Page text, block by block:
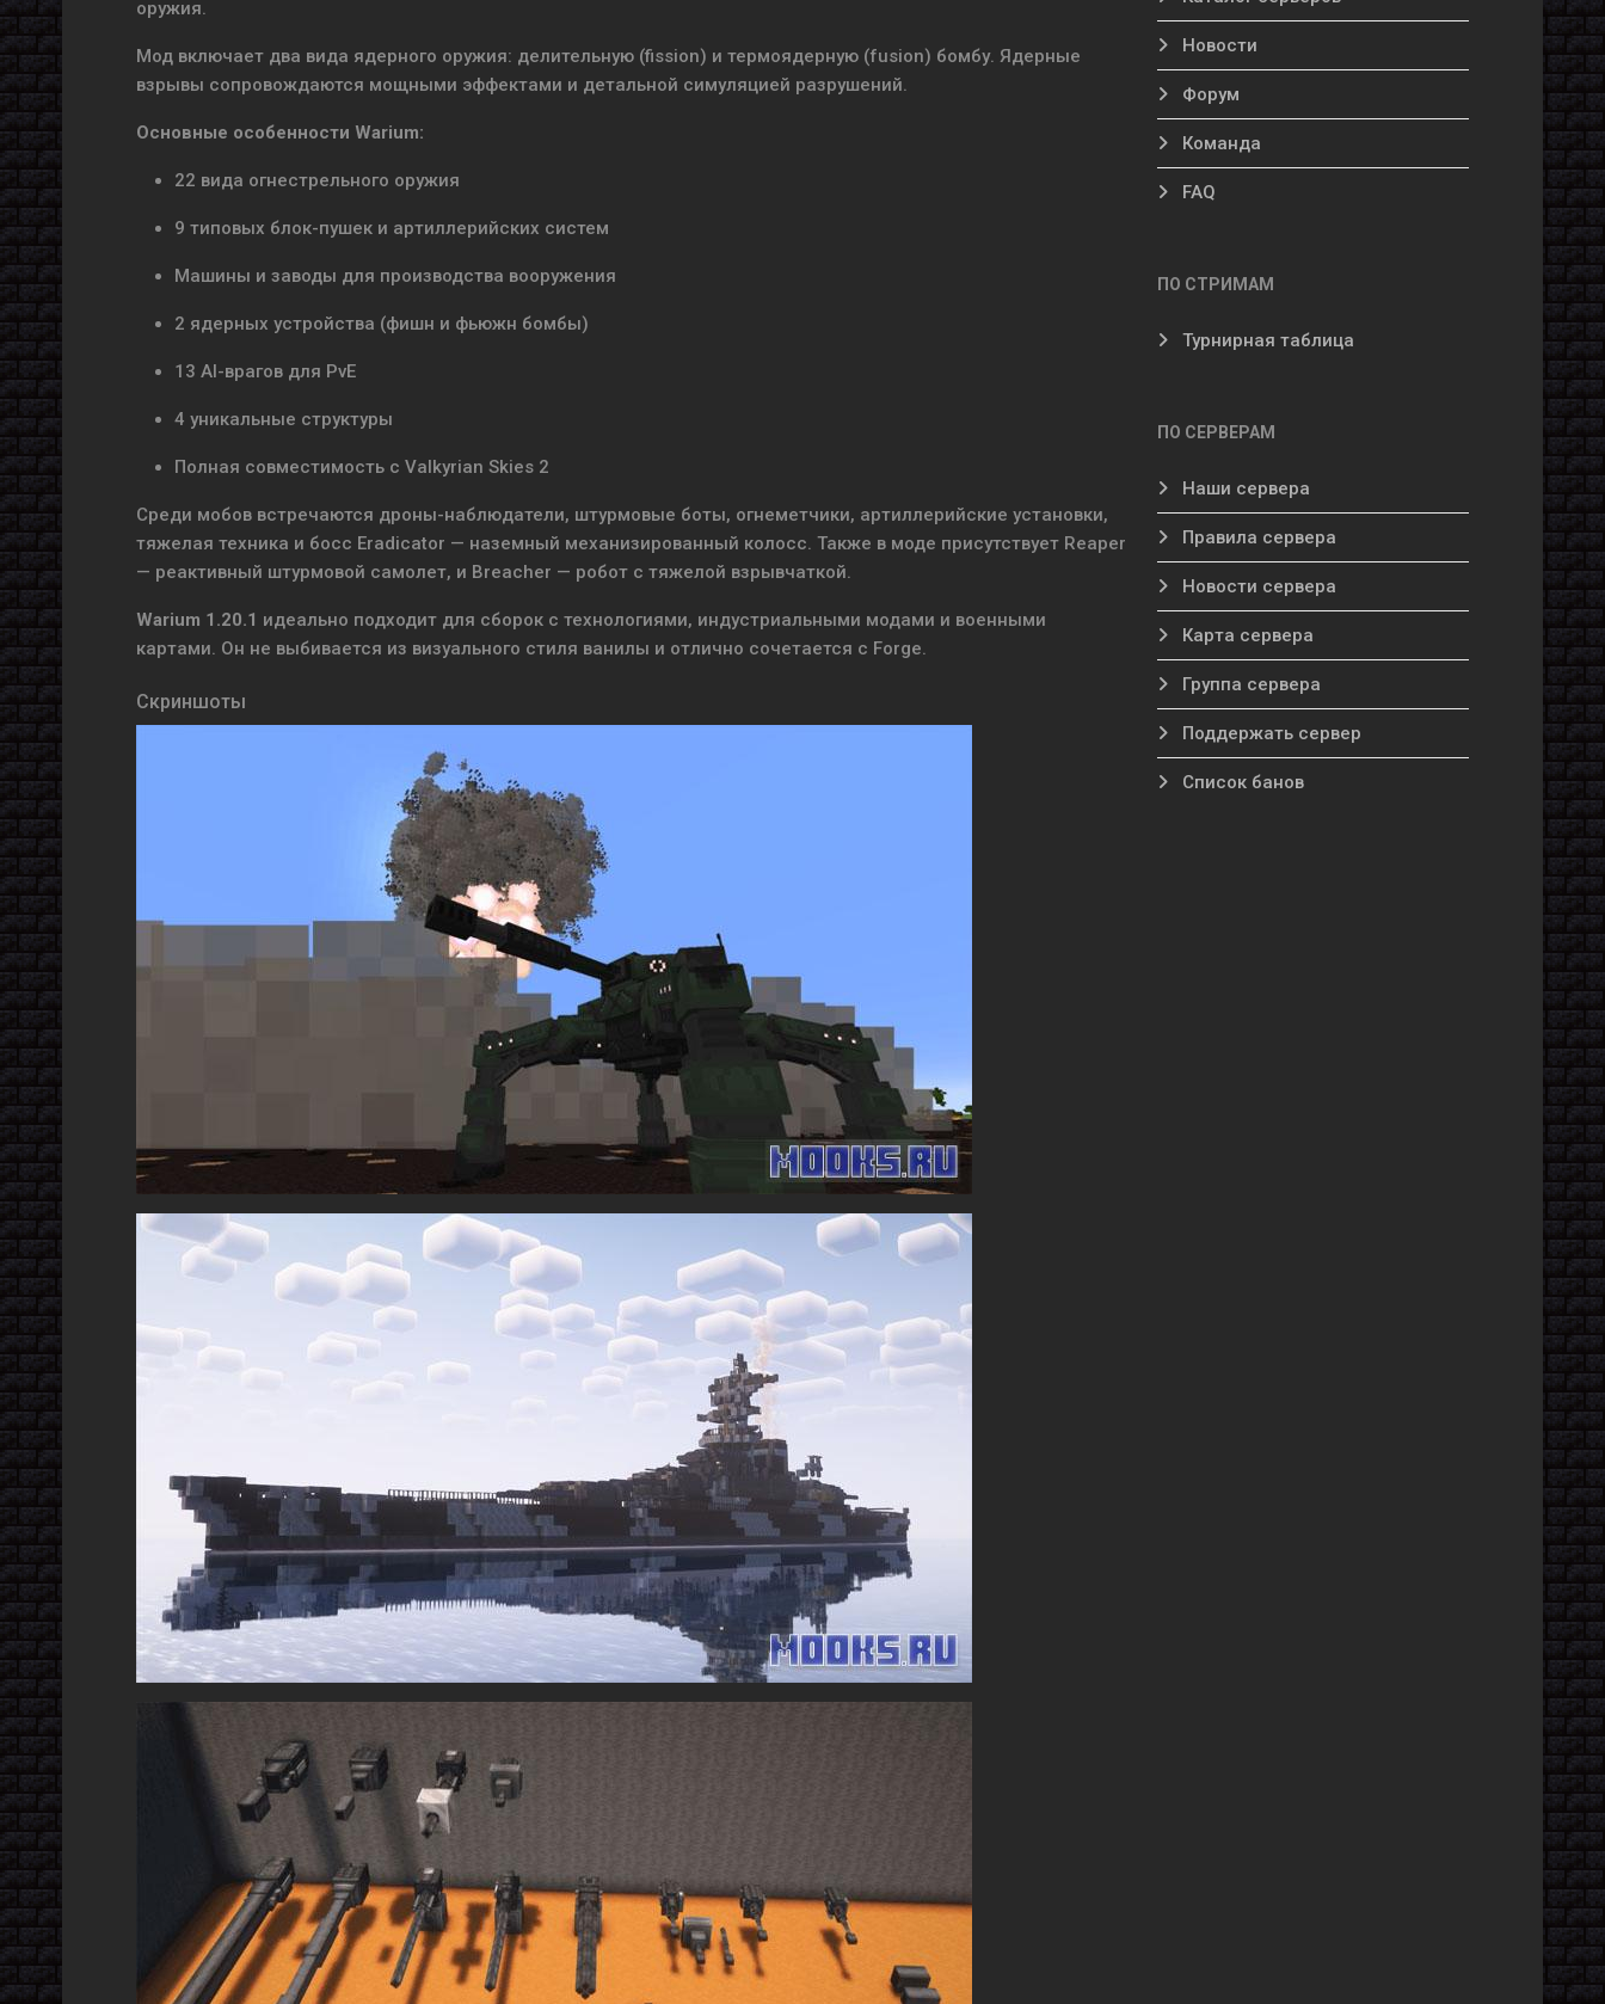
оружия.
Мод включает два вида ядерного оружия: делительную (fission) и термоядерную (fusion) бомбу. Ядерные
взрывы сопровождаются мощными эффектами и детальной симуляцией разрушений.
Основные особенности Warium:
22 вида огнестрельного оружия
9 типовых блок-пушек и артиллерийских систем
Машины и заводы для производства вооружения
2 ядерных устройства (фишн и фьюжн бомбы)
13 AI-врагов для PvE
4 уникальные структуры
Полная совместимость с Valkyrian Skies 2
Среди мобов встречаются дроны-наблюдатели, штурмовые боты, огнеметчики, артиллерийские установки,
тяжелая техника и босс Eradicator — наземный механизированный колосс. Также в моде присутствует Reaper
— реактивный штурмовой самолет, и Breacher — робот с тяжелой взрывчаткой.
Warium 1.20.1 идеально подходит для сборок с технологиями, индустриальными модами и военными
картами. Он не выбивается из визуального стиля ванилы и отлично сочетается с Forge.
Скриншоты
Новости
Форум
Команда
FAQ
ПО СТРИМАМ
Турнирная таблица
ПО СЕРВЕРАМ
Наши сервера
Правила сервера
Новости сервера
Карта сервера
Группа сервера
Поддержать сервер
Список банов